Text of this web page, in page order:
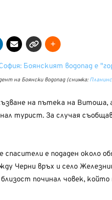
на Боянски водопад (снимка:
на пътека на Витоша,
турист. За случая
спасители е подаден около
Черни връх и село
починал човек,